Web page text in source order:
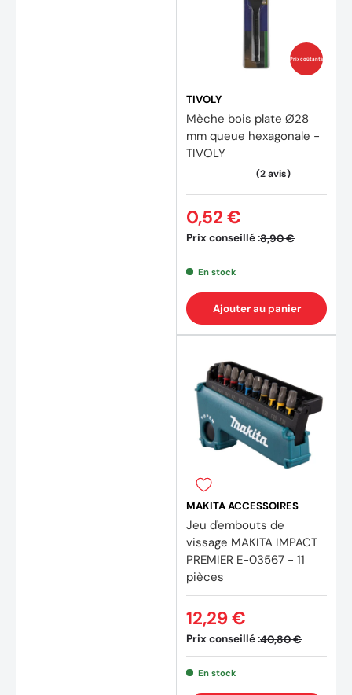
Prix coûtants
TIVOLY
Mèche bois plate Ø28
mm queue hexagonale -
TIVOLY
Prix conseillé :8,90 €
0,52 €
En stock
Ajouter au panier
MAKITA ACCESSOIRES
Jeu d'embouts de
vissage MAKITA IMPACT
PREMIER E-03567 - 11
pièces
Prix conseillé :40,80 €
12,29 €
En stock